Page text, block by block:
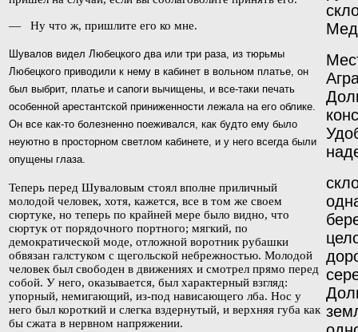
— Ну что ж, пришлите его ко мне.
Шувалов видел Любецкого два или три раза, из тюрьмы
Любецкого приводили к нему в кабинет в вольном платье, он
был выбрит, платье и сапоги вычищены, и все-таки печать
особенной арестантской приниженности лежала на его облике.
Он все как-то болезненно поеживался, как будто ему было
неуютно в просторном светлом кабинете, и у него всегда были
опущены глаза.
Теперь перед Шуваловым стоял вполне приличный
молодой человек, хотя, кажется, все в том же своем
сюртуке, но теперь по крайней мере было видно, что
сюртук от порядочного портного; мягкий, по
демократической моде, отложной воротник рубашки
обвязан галстуком с щегольской небрежностью. Молодой
человек был свободен в движениях и смотрел прямо перед
собой. У него, оказывается, был характерный взгляд:
упорный, немигающий, из-под нависающего лба. Нос у
него был короткий и слегка вздернутый, и верхняя губа как
бы сжата в нервном напряжении.